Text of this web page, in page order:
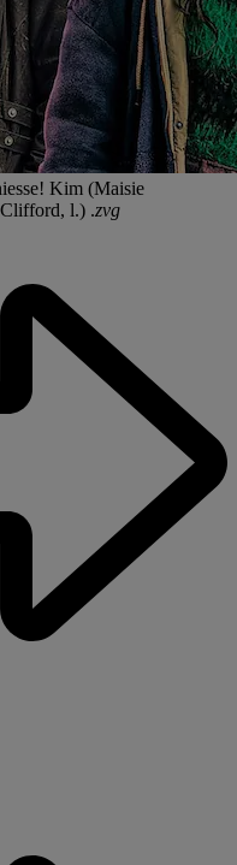
Kim (Maisie
l.) .zvg